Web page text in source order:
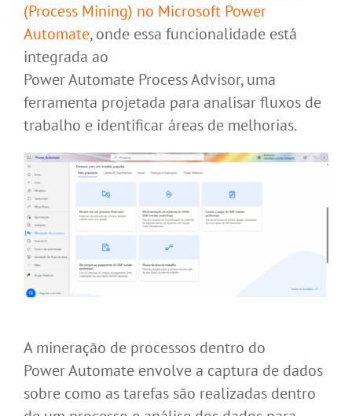
(Process Mining) no Microsoft Power
Automate, onde essa funcionalidade está
integrada ao
PowerAutomate ProcessAdvisor, uma
ferramenta projetada para analisar fluxos de
trabalho e identificar áreas de melhorias.
A mineração de processos dentro do
PowerAutomateenvolve a captura de dados
sobre como as tarefas são realizadas dentro